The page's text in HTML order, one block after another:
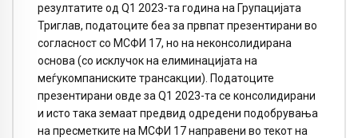
резултатите од Q1 2023-та година на Групацијата
Триглав, податоците беа за првпат презентирани во
согласност со МСФИ 17, но на неконсолидирана
основа (со исклучок на елиминацијата на
меѓукомпаниските трансакции). Податоците
презентирани овде за Q1 2023-та се консолидирани
и исто така земаат предвид одредени подобрувања
на пресметките на МСФИ 17 направени во текот на